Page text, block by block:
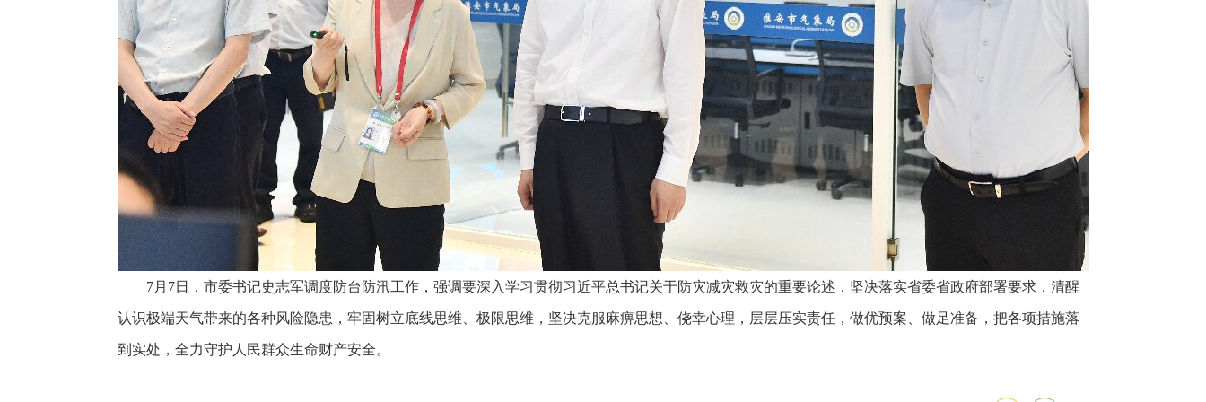
7月7日，市委书记史志军调度防台防汛工作，强调要深入学习贯彻习近平总书记关于防灾减灾救灾的重要论述，坚决落实省委省政府部署要求，清醒
认识极端天气带来的各种风险隐患，牢固树立底线思维、极限思维，坚决克服麻痹思想、侥幸心理，层层压实责任，做优预案、做足准备，把各项措施落
到实处，全力守护人民群众生命财产安全。